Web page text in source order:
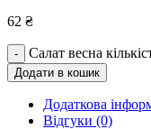
62 ₴
- Салат весна
Додати в кошик
Додаткова
Відгуки (0)